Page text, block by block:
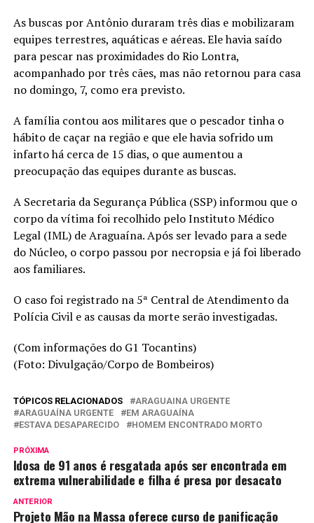
As buscas por Antônio duraram três dias e mobilizaram
equipes terrestres, aquáticas e aéreas. Ele havia saído
para pescar nas proximidades do Rio Lontra,
acompanhado por três cães, mas não retornou para casa
no domingo, 7, como era previsto.
A família contou aos militares que o pescador tinha o
hábito de caçar na região e que ele havia sofrido um
infarto há cerca de 15 dias, o que aumentou a
preocupação das equipes durante as buscas.
A Secretaria da Segurança Pública (SSP) informou que o
corpo da vítima foi recolhido pelo Instituto Médico
Legal (IML) de Araguaína. Após ser levado para a sede
do Núcleo, o corpo passou por necropsia e já foi liberado
aos familiares.
O caso foi registrado na 5ª Central de Atendimento da
Polícia Civil e as causas da morte serão investigadas.
(Com informações do G1 Tocantins)
(Foto: Divulgação/Corpo de Bombeiros)
TÓPICOS RELACIONADOS
ARAGUAINA URGENTE
ARAGUAÍNA URGENTE
EM ARAGUAÍNA
ESTAVA DESAPARECIDO
HOMEM ENCONTRADO MORTO
PRÓXIMA
Idosa de 91 anos é resgatada após ser encontrada em
extrema vulnerabilidade e filha é presa por desacato
ANTERIOR
Projeto Mão na Massa oferece curso de panificação